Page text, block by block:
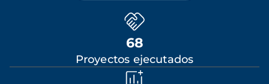
68
Proyectos ejecutados